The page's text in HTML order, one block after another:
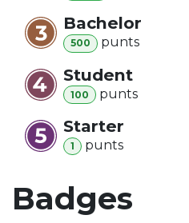
Bachelor
500 punts
Student
100 punts
Starter
1 punts
Badges